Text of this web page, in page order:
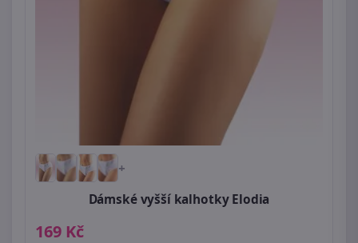
+
Dámské vyšší kalhotky Elodia
169 Kč